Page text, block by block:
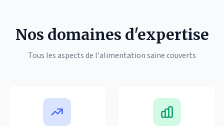
Nos domaines d'expertise
Tous les aspects de l'alimentation saine couverts